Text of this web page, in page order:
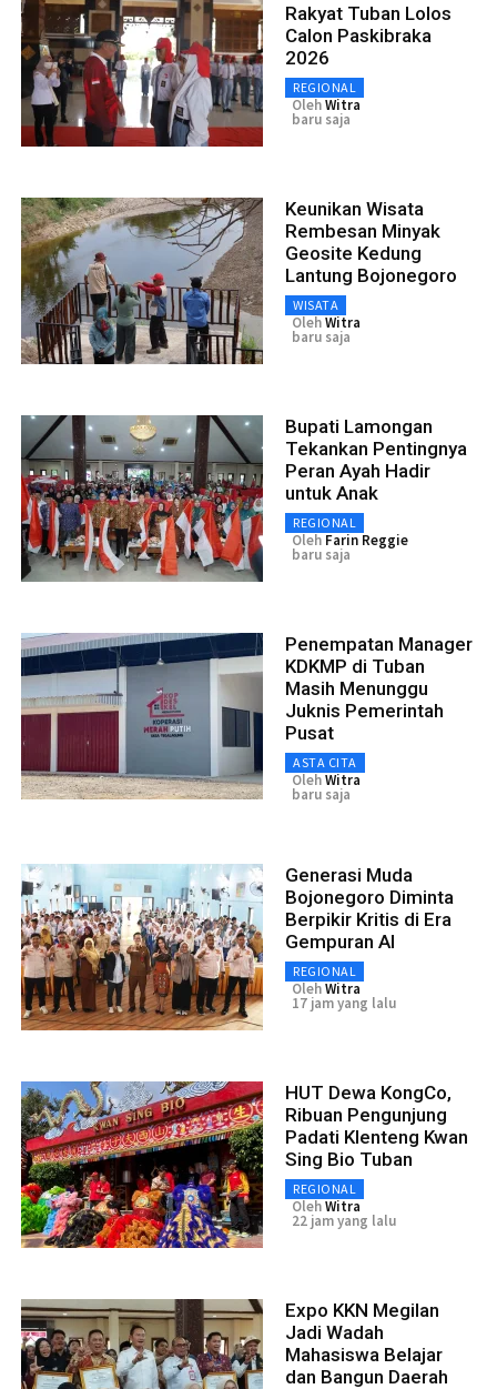
Rakyat Tuban Lolos
Calon Paskibraka
2026
REGIONAL
OlehWitra
baru saja
Keunikan Wisata
Rembesan Minyak
Geosite Kedung
Lantung Bojonegoro
WISATA
OlehWitra
baru saja
Bupati Lamongan
Tekankan Pentingnya
Peran Ayah Hadir
untuk Anak
REGIONAL
Oleh Farin Reggie
baru saja
Penempatan Manager
KDKMP di Tuban
Masih Menunggu
Juknis Pemerintah
Pusat
ASTA CITA
OlehWitra
baru saja
Generasi Muda
Bojonegoro Diminta
Berpikir Kritis di Era
Gempuran AI
REGIONAL
OlehWitra
17 jam yang lalu
HUT Dewa KongCo,
Ribuan Pengunjung
Padati Klenteng Kwan
Sing Bio Tuban
REGIONAL
OlehWitra
22 jam yang lalu
Expo KKN Megilan
Jadi Wadah
Mahasiswa Belajar
dan Bangun Daerah